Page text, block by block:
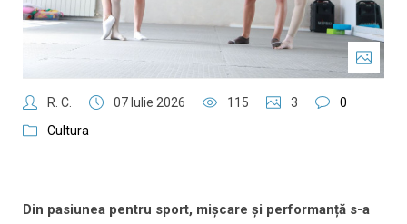
R. C. 07 Iulie 2026 115 3
0
Cultura
Din pasiunea pentru sport, mișcare și performanță s-a